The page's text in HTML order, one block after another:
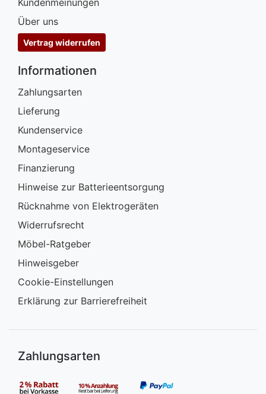
Kundenmeinungen
Über uns
Vertrag widerrufen
Informationen
Zahlungsarten
Lieferung
Kundenservice
Montageservice
Finanzierung
Hinweise zur Batterieentsorgung
Rücknahme von Elektrogeräten
Widerrufsrecht
Möbel-Ratgeber
Hinweisgeber
Cookie-Einstellungen
Erklärung zur Barrierefreiheit
Zahlungsarten